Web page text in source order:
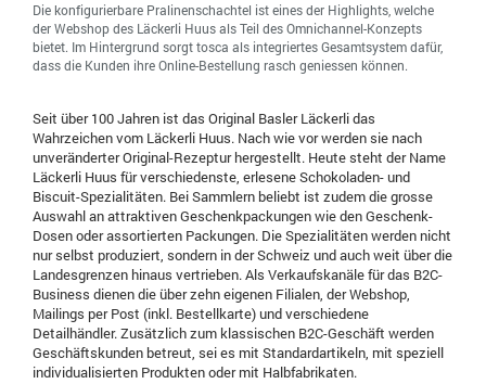
Die konfigurierbare Pralinenschachtel ist eines der Highlights, welche
der Webshop des Läckerli Huus als Teil des Omnichannel-Konzepts
bietet. Im Hintergrund sorgt tosca als integriertes Gesamtsystem dafür,
dass die Kunden ihre Online-Bestellung rasch geniessen können.
Seit über 100 Jahren ist das Original Basler Läckerli das
Wahrzeichen vom Läckerli Huus. Nach wie vor werden sie nach
unveränderter Original-Rezeptur hergestellt. Heute steht der Name
Läckerli Huus für verschiedenste, erlesene Schokoladen- und
Biscuit-Spezialitäten. Bei Sammlern beliebt ist zudem die grosse
Auswahl an attraktiven Geschenkpackungen wie den Geschenk-
Dosen oder assortierten Packungen. Die Spezialitäten werden nicht
nur selbst produziert, sondern in der Schweiz und auch weit über die
Landesgrenzen hinaus vertrieben. Als Verkaufskanäle für das B2C-
Business dienen die über zehn eigenen Filialen, der Webshop,
Mailings per Post (inkl. Bestellkarte) und verschiedene
Detailhändler. Zusätzlich zum klassischen B2C-Geschäft werden
Geschäftskunden betreut, sei es mit Standardartikeln, mit speziell
individualisierten Produkten oder mit Halbfabrikaten.